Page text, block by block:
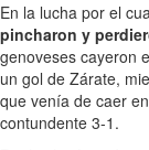
En la lucha por el
pincharon y
genoveses cayeron
un gol de Zárate,
que venía de caer
contundente 3-1.